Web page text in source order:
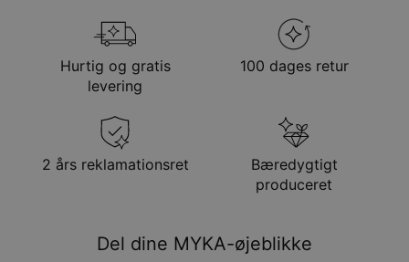
Stil/kollektion
Stav Kollektion
Hypoallergenisk
forsendelsesmetode
Metode Anslået leveringsdato
Gratis levering
tor. 20. aug. - fre. 21.
Hastelevering
tir. 11. aug. - tor. 13.
aug.
Du vil ikke blive opkrævet yderligere afgifter.
Vær opmærksom på at tidsperioden nævnt ovenfor er
Hurtig og gratis
levering
100 dages retur
2 års reklamationsret
Bæredygtigt
produceret
Del dine MYKA-øjeblikke